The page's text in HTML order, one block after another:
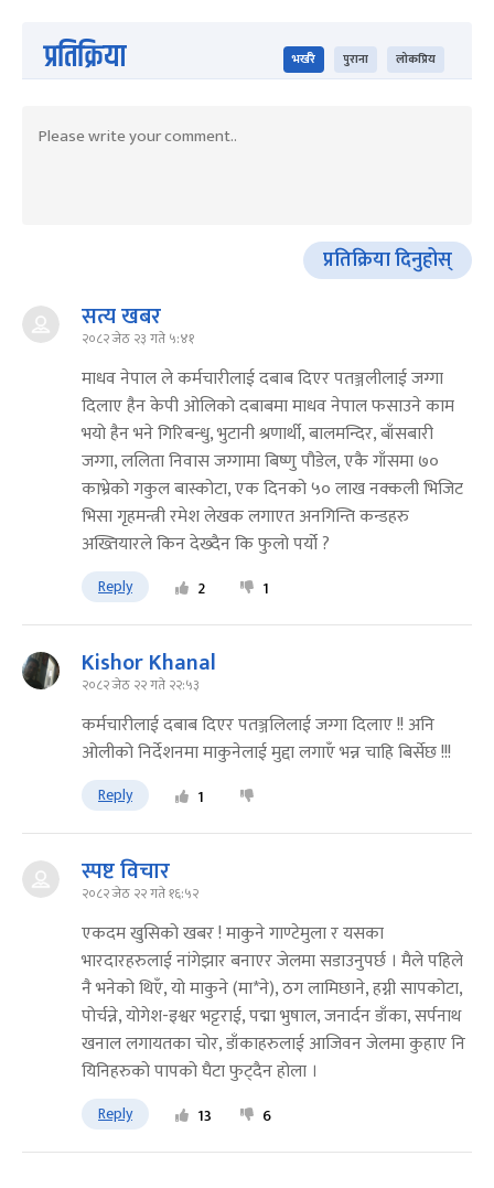
प्रतिक्रिया भर्खरै पुराना लोकप्रिय
प्रतिक्रिया दिनुहोस्
सत्य खबर
२०८२ जेठ २३ गते ५:४१
माधव नेपाल ले कर्मचारीलाई दबाब दिएर पतञ्जलीलाई जग्गा
दिलाए हैन केपी ओलिको दबाबमा माधव नेपाल फसाउने काम
भयो हैन भने गिरिबन्धु, भुटानी श्रणार्थी, बालमन्दिर, बाँसबारी
जग्गा, ललिता निवास जग्गामा बिष्णु पौडेल, एकै गाँसमा ७०
काभ्रेको गकुल बास्कोटा, एक दिनको ५० लाख नक्कली भिजिट
भिसा गृहमन्त्री रमेश लेखक लगाएत अनगिन्ति कन्डहरु
अख्तियारले किन देख्दैन कि फुलो पर्यो ?
Reply 2 1
Kishor Khanal
२०८२ जेठ २२ गते २२:५३
कर्मचारीलाई दबाब दिएर पतञ्जलिलाई जग्गा दिलाए !! अनि
ओलीको निर्देशनमा माकुनेलाई मुद्दा लगाएँ भन्न चाहि बिर्सेछ !!!
Reply 1
स्पष्ट विचार
२०८२ जेठ २२ गते १६:५२
एकदम खुसिको खबर ! माकुने गाण्टेमुला र यसका
भारदारहरुलाई नांगेझार बनाएर जेलमा सडाउनुपर्छ । मैले पहिले
नै भनेको थिएँ, यो माकुने (मा*ने), ठग लामिछाने, हग्नी सापकोटा,
पोर्चन्ने, योगेश-इश्वर भट्टराई, पद्मा भुषाल, जनार्दन डाँका, सर्पनाथ
खनाल लगायतका चोर, डाँकाहरुलाई आजिवन जेलमा कुहाए नि
यिनिहरुको पापको घैटा फुट्दैन होला ।
Reply 13 6